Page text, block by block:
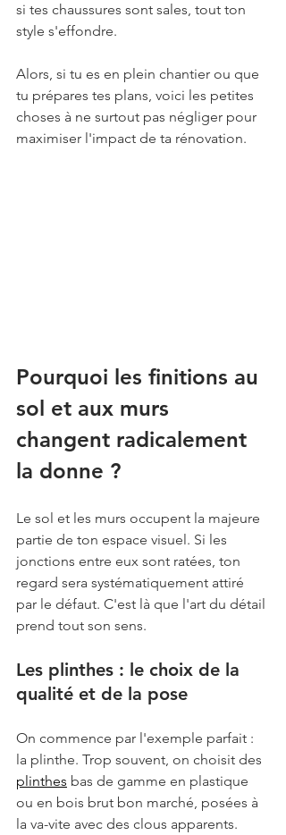
si tes chaussures sont sales, tout ton
style s'effondre.
Alors, si tu es en plein chantier ou que
tu prépares tes plans, voici les petites
choses à ne surtout pas négliger pour
maximiser l'impact de ta rénovation.
Pourquoi les finitions au
sol et aux murs
changent radicalement
la donne ?
Le sol et les murs occupent la majeure
partie de ton espace visuel. Si les
jonctions entre eux sont ratées, ton
regard sera systématiquement attiré
par le défaut. C'est là que l'art du détail
prend tout son sens.
Les plinthes : le choix de la
qualité et de la pose
On commence par l'exemple parfait :
la plinthe. Trop souvent, on choisit des
plinthes bas de gamme en plastique
ou en bois brut bon marché, posées à
la va-vite avec des clous apparents.